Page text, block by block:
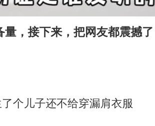
民出游人次34.63亿
开幕式红裙起舞
海拉面”招牌后生意更好
，接下来，把网友都震撼了
个儿子还不给穿漏肩衣服